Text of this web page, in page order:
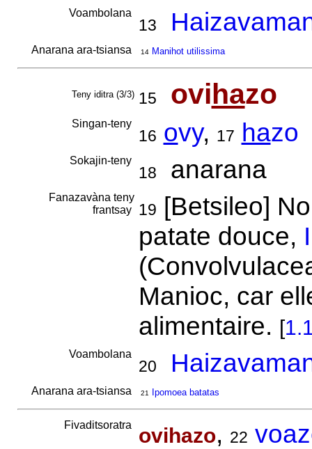
Voambolana
13
Anarana ara-tsiansa 14 Manihot utilissima
Teny iditra (3/3) 15 ovihazo
Singan-teny
16 ovy, 17 hazo
Sokajin-teny
18 anarana
Fanazavàna teny
frantsay
19 [Betsileo]
patate douce,
Manioc, car
alimentaire. [
Voambolana
20
Anarana ara-tsiansa 21 Ipomoea batatas
Fivaditsoratra ovihazo, 22